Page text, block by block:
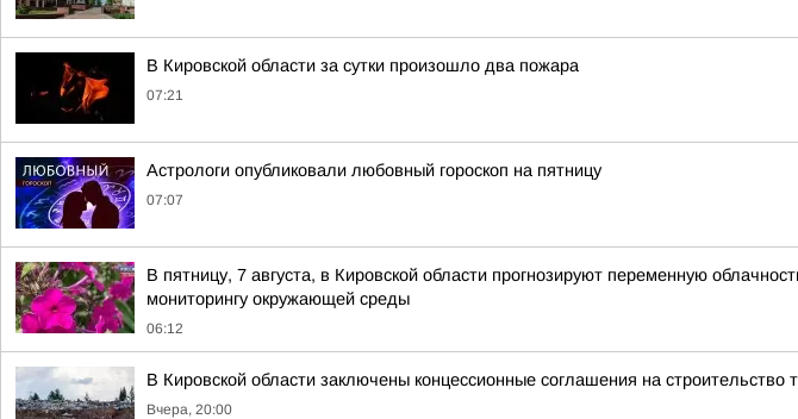
В Кировской области за сутки произошло два пожара
07:21
Астрологи опубликовали любовный гороскоп на пятницу
07:07
В пятницу, 7 августа, в Кировской области прогнозируют переменную
мониторингу окружающей среды
06:12
В Кировской области заключены концессионные соглашения на строительство
Вчера, 20:00